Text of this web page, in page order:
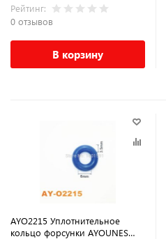
Рейтинг:
0 отзывов
В корзину
AYO2215 Уплотнительное
кольцо форсунки AYOUNES